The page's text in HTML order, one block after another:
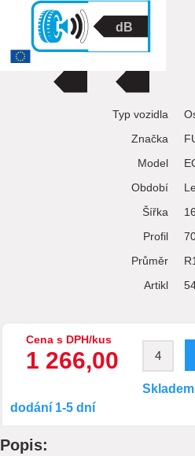
Typ vozidla
Značka
Model
Období
Šířka
Profil
Průměr
Artikl
Cena s DPH/kus
1 266,00
dodání 1-5 dní
Popis: